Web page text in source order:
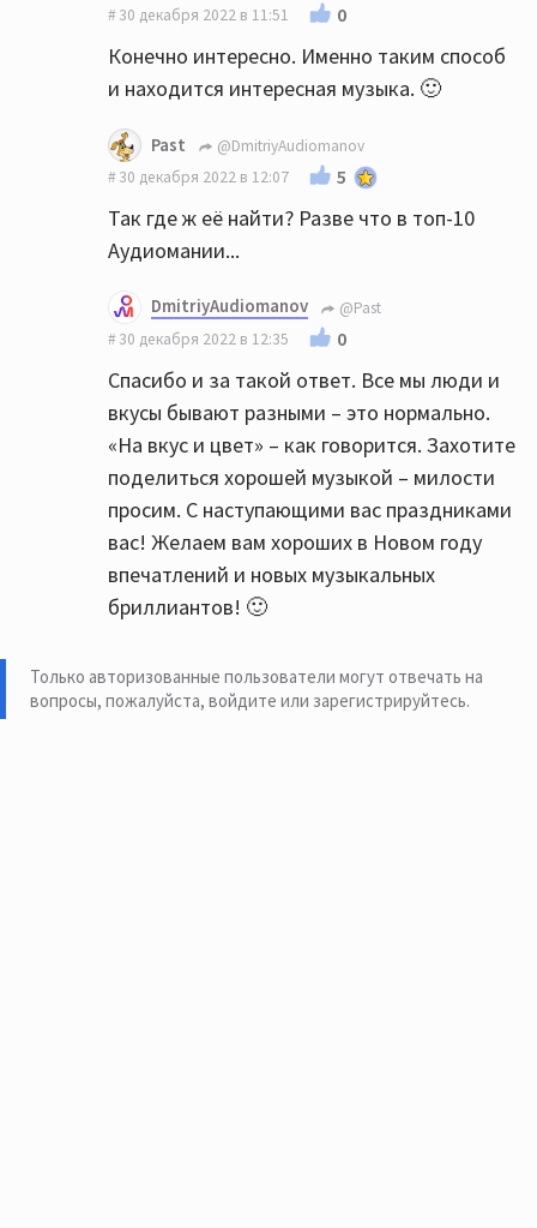
30 декабря 2022 в 11:51
0
Конечно интересно. Именно таким способ
и находится интересная музыка. 🙂
Past
@DmitriyAudiomanov
30 декабря 2022 в 12:07
5
Так где ж её найти? Разве что в топ-10
Аудиомании...
DmitriyAudiomanov
@Past
30 декабря 2022 в 12:35
0
Спасибо и за такой ответ. Все мы люди и
вкусы бывают разными – это нормально.
«На вкус и цвет» – как говорится. Захотите
поделиться хорошей музыкой – милости
просим. С наступающими вас праздниками
вас! Желаем вам хороших в Новом году
впечатлений и новых музыкальных
бриллиантов! 🙂
Только авторизованные пользователи могут отвечать на
вопросы, пожалуйста, войдите или зарегистрируйтесь.